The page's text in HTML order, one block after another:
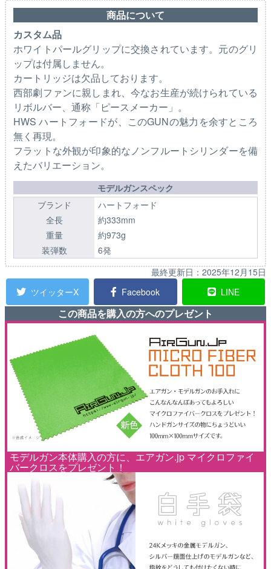
商品について
カスタム品
ホワイトパールグリップに交換されています。元のグリ
ップは付属しません。
カートリッジは欠品しております。
西部劇ファンに親しまれ、今なお生産が続けられている
リボルバー、通称「ピースメーカー」。
HWS ハートフォードが、このGUNの魅力を余すところ
無く再現。
フラットな外観が印象的なノンフルートシリンダーを備
えたバリエーション。
モデルガンスペック
ブランド
ハートフォード
全長
約333mm
重量
約973g
装弾数
6発
最終更新日： 2025年12月15日
ツイッターX
Facebook LINE
この商品を購入の方へのプレゼント
モデルガン本体購入の方に、エアガン.jp マイクロファイ
バークロスをプレゼント！